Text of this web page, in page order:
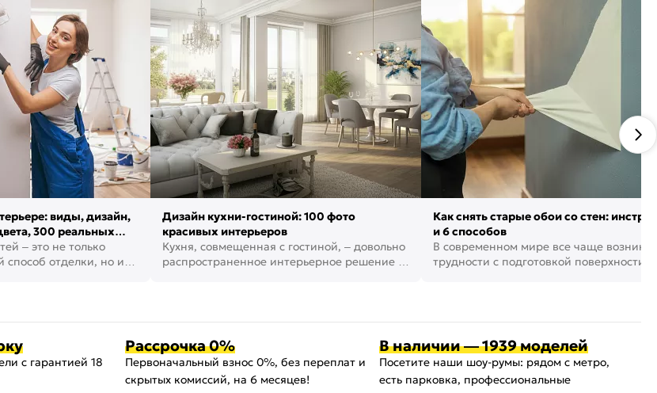
виды, дизайн,
300 реальных
– это не только
отделки, но и
Дизайн кухни-гостиной: 100 фото
красивых интерьеров
Кухня, совмещенная с гостиной, – довольно
распространенное интерьерное решение в
Как снять старые обои со стен:
и 6 способов
В современном мире все чаще
трудности с подготовкой поверхности
с гарантией 18
Рассрочка 0%
Первоначальный взнос 0%, без переплат и
скрытых комиссий, на 6 месяцев!
В наличии — 1939 моделей
Посетите наши шоу-румы: рядом с метро,
есть парковка, профессиональные